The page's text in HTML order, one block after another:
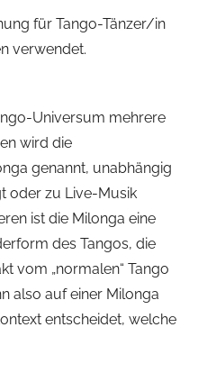
für Tango-Tänzer/in
verwendet.
Universum mehrere
wird die
genannt, unabhängig
oder zu Live-Musik
ist die Milonga eine
des Tangos, die
vom „normalen“ Tango
also auf einer Milonga
entscheidet, welche